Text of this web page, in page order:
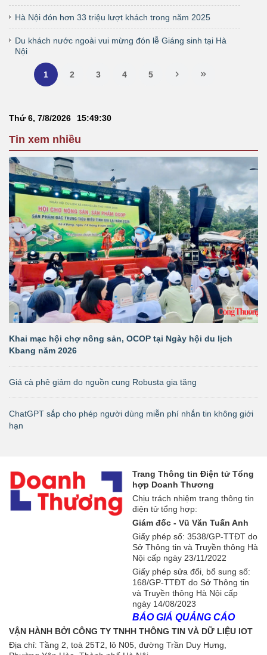
Hà Nội đón hơn 33 triệu lượt khách trong năm 2025
Du khách nước ngoài vui mừng đón lễ Giáng sinh tại Hà
Nội
1 2 3 4 5
Thứ 6, 7/8/2026 15:49:31
Tin xem nhiều
Khai mạc hội chợ nông sản, OCOP tại Ngày hội du lịch
Kbang năm 2026
Giá cà phê giảm do nguồn cung Robusta gia tăng
ChatGPT sắp cho phép người dùng miễn phí nhắn tin không giới
hạn
Trang Thông tin Điện tử Tổng
hợp Doanh Thương
Chịu trách nhiệm trang thông tin
điện tử tổng hợp:
Giám đốc - Vũ Văn Tuấn Anh
Giấy phép số: 3538/GP-TTĐT do
Sở Thông tin và Truyền thông Hà
Nội cấp ngày 23/11/2022
Giấy phép sửa đổi, bổ sung số:
168/GP-TTĐT do Sở Thông tin
và Truyền thông Hà Nội cấp
ngày 14/08/2023
BÁO GIÁ QUẢNG CÁO
VẬN HÀNH BỞI CÔNG TY TNHH THÔNG TIN VÀ DỮ LIỆU IOT
Địa chỉ: Tầng 2, toà 25T2, lô N05, đường Trần Duy Hưng,